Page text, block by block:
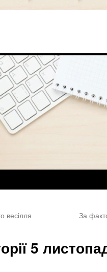
весілля За
5